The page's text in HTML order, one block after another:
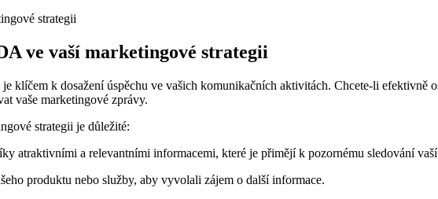
ve vaší marketingové strategii
klíčem k dosažení úspěchu ve vašich komunikačních aktivitách. Chcete-li efektivně
vaše marketingové zprávy.
strategii je důležité:
atraktivními a relevantními informacemi, které je přimějí k pozornému sledování
produktu nebo služby, aby vyvolali zájem o další informace.